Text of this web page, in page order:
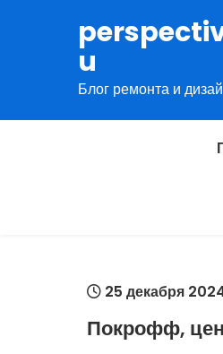
содержимому
u
Блог ремонта и
25 декабря
Покрофф,